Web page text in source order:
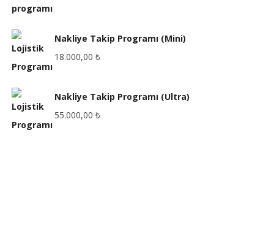
Nakliye Takip Programı (Mini)
18.000,00 ₺
Nakliye Takip Programı (Ultra)
55.000,00 ₺